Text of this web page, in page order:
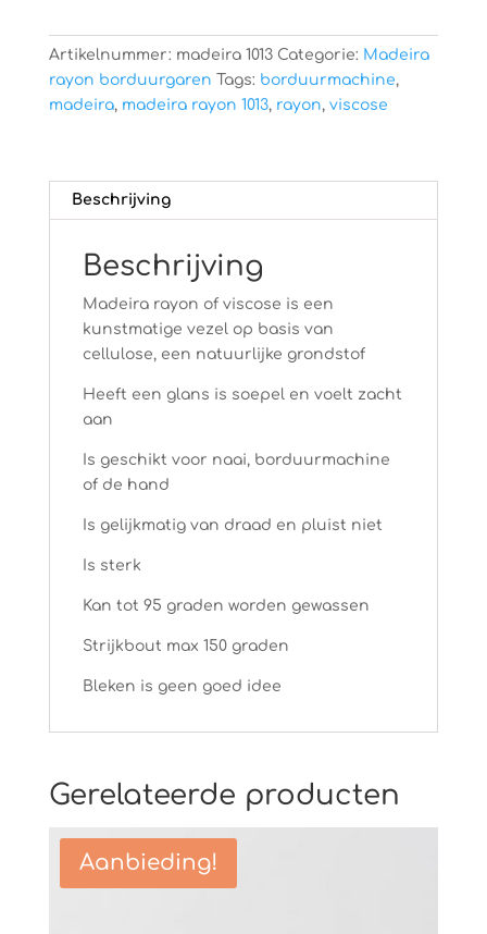
Artikelnummer: madeira 1013 Categorie: Madeira
rayon borduurgaren Tags: borduurmachine,
madeira, madeira rayon 1013, rayon, viscose
Beschrijving
Beschrijving
Madeira rayon of viscose is een
kunstmatige vezel op basis van
cellulose, een natuurlijke grondstof
Heeft een glans is soepel en voelt zacht
aan
Is geschikt voor naai, borduurmachine
of de hand
Is gelijkmatig van draad en pluist niet
Is sterk
Kan tot 95 graden worden gewassen
Strijkbout max 150 graden
Bleken is geen goed idee
Gerelateerde producten
Aanbieding!